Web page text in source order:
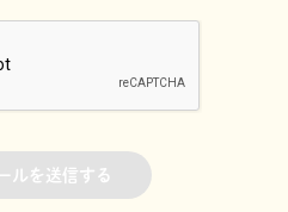
ルを送信する